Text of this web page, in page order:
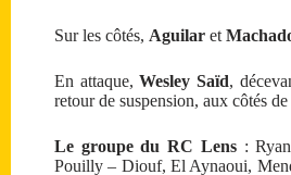
Sur les côtés, Aguilar et
En attaque,Wesley Saïd,
retour de suspension, aux côtés de
Le groupe du RC Lens:
Pouilly – Diouf, El Aynaoui,